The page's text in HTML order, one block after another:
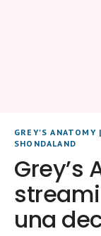
GREY'S ANATOMY|
SHONDALAND
Grey’s
una